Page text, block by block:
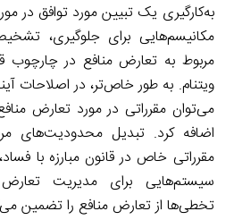
به‌کارگیری یک تبیین مورد توافق در
مکانیسم‌هایی برای جلوگیری،
مربوط به تعارض منافع در چارچوب
ویتنام. به طور خاص‌تر، در اصلاحات
می‌توان مقرراتی در مورد تعارض
اضافه کرد. تبدیل محدودیت‌های
مقرراتی خاص در قانون مبارزه با
سیستم‌هایی برای مدیریت
تخطی‌ها از تعارض منافع را تضمین